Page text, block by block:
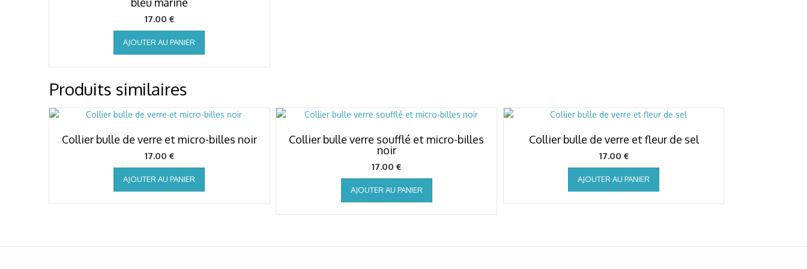
17.00 €
AJOUTER AU PANIER
Produits similaires
Collier bulle de verre et micro-billes noir
17.00 €
AJOUTER AU PANIER
Collier bulle verre soufflé et micro-billes
noir
17.00€
AJOUTER AU PANIER
Collier bulle de verre et fleur de sel
17.00 €
AJOUTER AU PANIER